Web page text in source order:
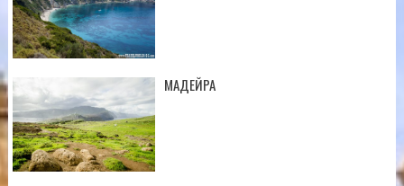
МАДЕЙРА